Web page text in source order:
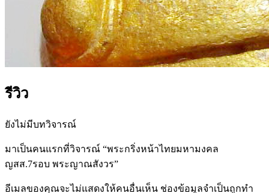
รีวิว
ยังไม่มีบทวิจารณ์
มาเป็นคนแรกที่วิจารณ์ “พระกริ่งหน้าไทยมหามงคล
ญสส.7รอบ พระญาณสังวร”
อีเมลของคุณจะไม่แสดงให้คนอื่นเห็น ช่องข้อมูลจำเป็นถูกทำ